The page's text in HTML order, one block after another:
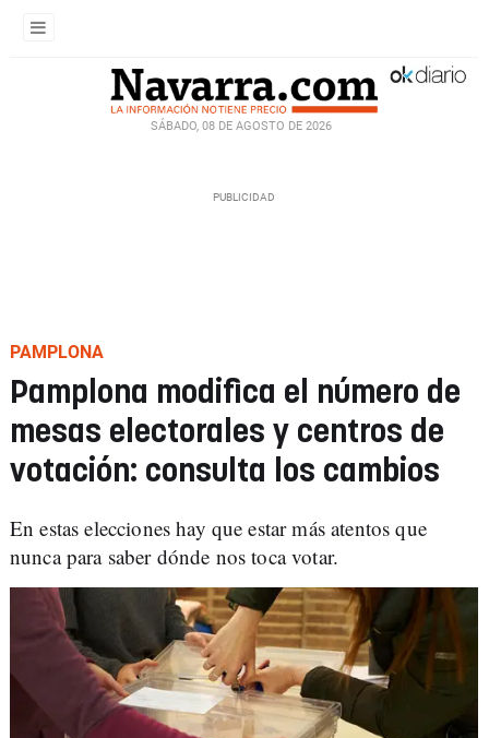
SÁBADO, 08 DE AGOSTO DE 2026
PAMPLONA
Pamplona modifica el número de
mesas electorales y centros de
votación: consulta los cambios
En estas elecciones hay que estar más atentos que
nunca para saber dónde nos toca votar.